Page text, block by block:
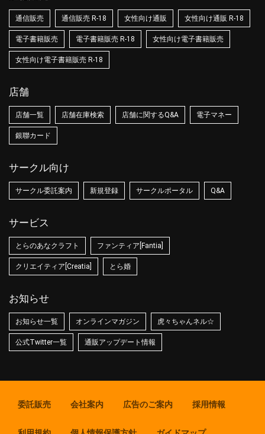
通信販売 通信販売 R-18 女性向け通販 女性向け通販 R-18
電子書籍販売 電子書籍販売 R-18 女性向け電子書籍販売
女性向け電子書籍販売 R-18
店舗
店舗一覧 店舗在庫検索 店舗に関するQ&A 電子マネー
銀聯カード
サークル向け
サークル委託案内 新規登録 サークルポータル Q&A
サービス
とらのあなクラフト ファンティア[Fantia]
クリエイティア[Creatia] とら婚
お知らせ
お知らせ一覧 オンラインマガジン 虎々ちゃんネル☆
公式Twitter一覧 通販アップデート情報
委託販売 会社案内 広告のご案内 採用情報